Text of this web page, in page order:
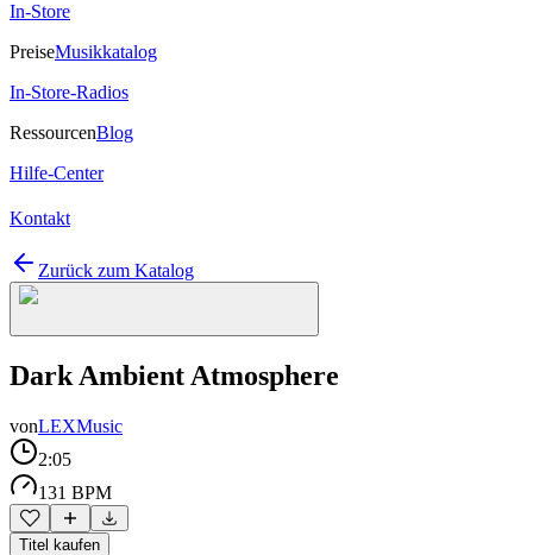
In-Store
PreiseMusikkatalog
In-Store-Radios
RessourcenBlog
Hilfe-Center
Kontakt
Zurück zum Katalog
Dark Ambient Atmosphere
vonLEXMusic
2:05
131 BPM
Titel kaufen